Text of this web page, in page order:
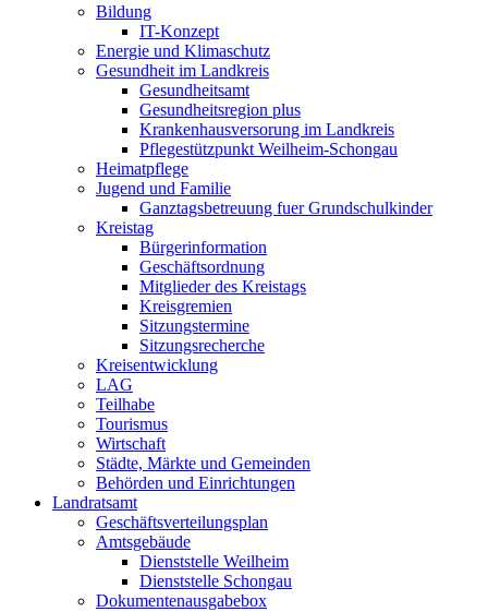
Bildung
IT-Konzept
Energie und Klimaschutz
Gesundheit im Landkreis
Gesundheitsamt
Gesundheitsregion plus
Krankenhausversorung im Landkreis
Pflegestützpunkt Weilheim-Schongau
Heimatpflege
Jugend und Familie
Ganztagsbetreuung fuer Grundschulkinder
Kreistag
Bürgerinformation
Geschäftsordnung
Mitglieder des Kreistags
Kreisgremien
Sitzungstermine
Sitzungsrecherche
Kreisentwicklung
LAG
Teilhabe
Tourismus
Wirtschaft
Städte, Märkte und Gemeinden
Behörden und Einrichtungen
Landratsamt
Geschäftsverteilungsplan
Amtsgebäude
Dienststelle Weilheim
Dienststelle Schongau
Dokumentenausgabebox